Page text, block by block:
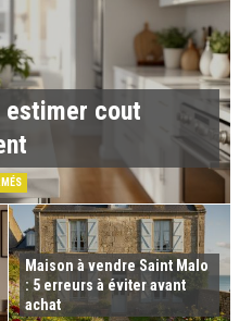
estimer cout
Maison à vendre Saint Malo
: 5 erreurs à éviter avant
achat